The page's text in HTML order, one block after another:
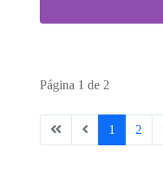
Página 1 de 2
1 2